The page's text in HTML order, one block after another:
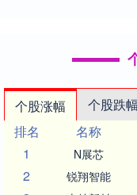
个股涨幅 个股跌幅
排名
名称
1
N展芯
2 锐翔智能